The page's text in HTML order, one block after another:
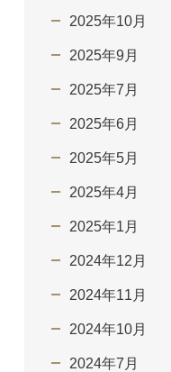
2025年10月
2025年9月
2025年7月
2025年6月
2025年5月
2025年4月
2025年1月
2024年12月
2024年11月
2024年10月
2024年7月